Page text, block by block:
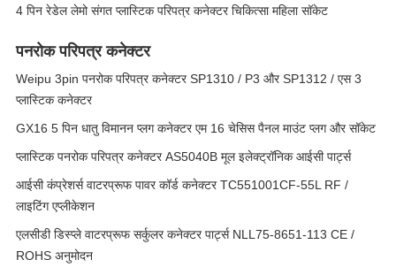
4 पिन रेडेल लेमो संगत प्लास्टिक परिपत्र कनेक्टर चिकित्सा महिला सॉकेट
पनरोक परिपत्र कनेक्टर
Weipu 3pin पनरोक परिपत्र कनेक्टर SP1310 / P3 और SP1312 / एस 3
प्लास्टिक कनेक्टर
GX16 5 पिन धातु विमानन प्लग कनेक्टर एम 16 चेसिस पैनल माउंट प्लग और सॉकेट
प्लास्टिक पनरोक परिपत्र कनेक्टर AS5040B मूल इलेक्ट्रॉनिक आईसी पार्ट्स
आईसी कंप्रेशर्स वाटरप्रूफ पावर कॉर्ड कनेक्टर TC551001CF-55L RF /
लाइटिंग एप्लीकेशन
एलसीडी डिस्प्ले वाटरप्रूफ सर्कुलर कनेक्टर पार्ट्स NLL75-8651-113 CE /
ROHS अनुमोदन